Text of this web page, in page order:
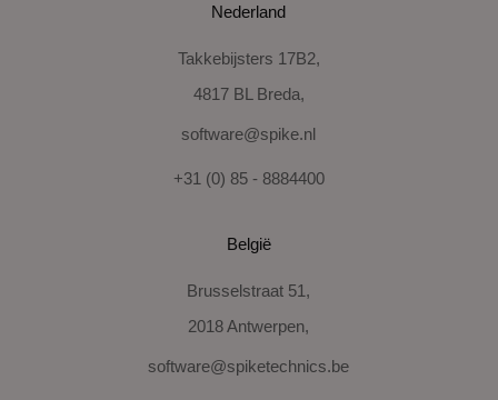
Nederland
Takkebijsters 17B2,
4817 BL Breda,
software@spike.nl
+31 (0) 85 - 8884400
België
Brusselstraat 51,
2018 Antwerpen,
software@spiketechnics.be